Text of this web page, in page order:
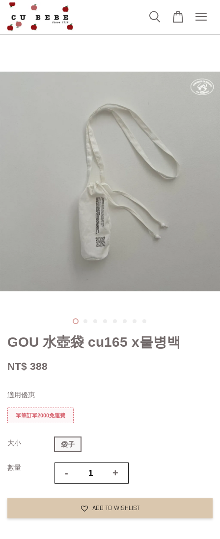
GOU 水壺袋 cu165 x물병백
NT$ 388
適用優惠
單筆訂單2000免運費
大小 袋子
數量 - +
ADD TO WISHLIST